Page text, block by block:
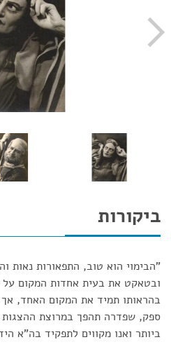
ביקורות
"הבימוי הוא טוב, התפאורות נאות
ובטאקט את בעית אחדות המקום על
בהראותו תמיד את המקום האחד, אך
ספק, שפדרה תהפך במרוצת
ביותר ואנו מקווים לתפקיד בה"א